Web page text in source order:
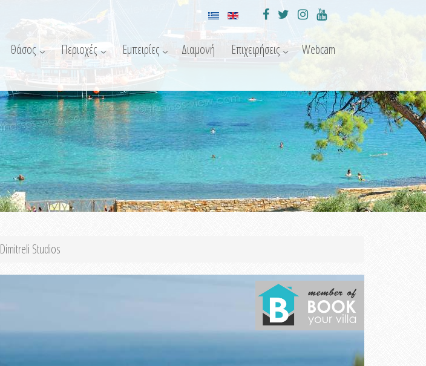
Θάσος Περιοχές Εμπειρίες Διαμονή Επιχειρήσεις Webcam
Dimitreli Studios